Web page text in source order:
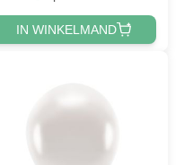
IN WINKELMAND